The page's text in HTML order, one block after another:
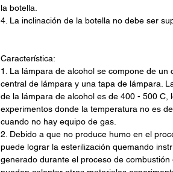
la botella.
4. La inclinación de la botella no debe ser
Característica:
1. La lámpara de alcohol se compone de un
central de lámpara y una tapa de lámpara.
de la lámpara de alcohol es de 400 - 500 C,
experimentos donde la temperatura no es
cuando no hay equipo de gas.
2. Debido a que no produce humo en el
puede lograr la esterilización quemando
generado durante el proceso de